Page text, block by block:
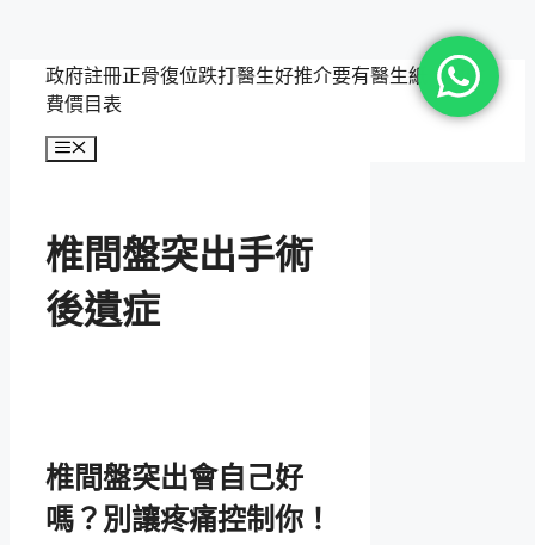
政府註冊正骨復位跌打醫生好推介要有醫生紙，附收
費價目表
選
椎間盤突出手術
後遺症
椎間盤突出會自己好
嗎？別讓疼痛控制你！